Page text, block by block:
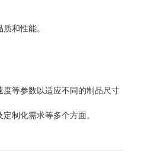
和性能。
度等参数以适应不同的制品尺寸
制化需求等多个方面。